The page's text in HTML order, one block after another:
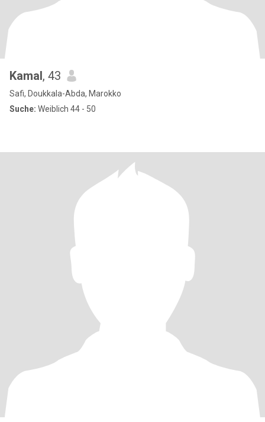
Kamal, 43
Safi, Doukkala-Abda, Marokko
Suche: Weiblich 44 - 50